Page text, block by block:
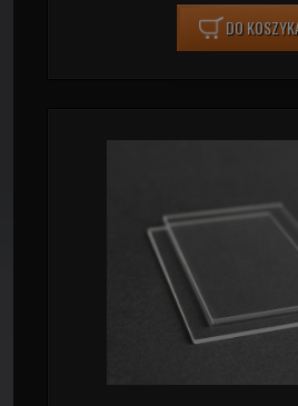
DO